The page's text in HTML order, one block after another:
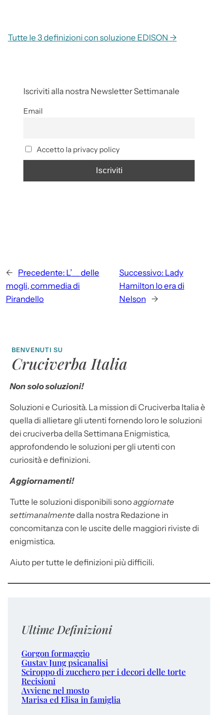
Tutte le 3 definizioni con soluzione EDISON →
Iscriviti alla nostra Newsletter Settimanale
Email
Accetto la privacy policy
← Precedente: L’__ delle
mogli, commedia di
Pirandello
Successivo: Lady
Hamilton lo era di
Nelson
→
BENVENUTI SU
Cruciverba Italia
Non solo soluzioni!
Soluzioni e Curiosità. La mission di Cruciverba Italia è
quella di allietare gli utenti fornendo loro le soluzioni
dei cruciverba della Settimana Enigmistica,
approfondendo le soluzioni per gli utenti con
curiosità e definizioni.
Aggiornamenti!
Tutte le soluzioni disponibili sonoaggiornate
settimanalmente dalla nostra Redazione in
concomitanza con le uscite delle maggiori riviste di
enigmistica.
Aiuto per tutte le definizioni più difficili.
Ultime Definizioni
Gorgon formaggio
Gustav Jung psicanalisi
Sciroppo di zucchero per i decori delle torte
Recisioni
Avviene nel mosto
Marisa ed Elisa in famiglia